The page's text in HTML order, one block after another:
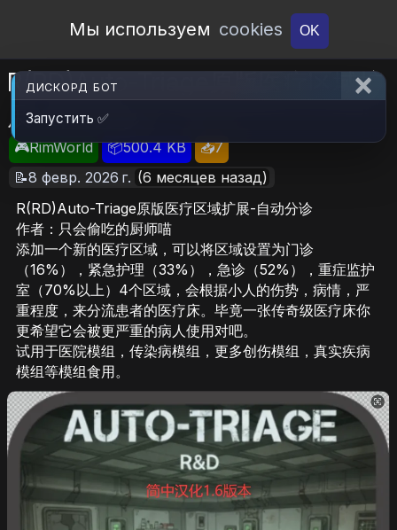
Open Workshop
Мы используем cookies OK
R(RD)Auto-Triage原版医疗区域扩
展-自动分诊
🎮RimWorld 📦500.4 KB
📥7
📝8 февр. 2026 г. (6 месяцев назад)
R(RD)Auto-Triage原版医疗区域扩展-自动分诊
作者：只会偷吃的厨师喵
添加一个新的医疗区域，可以将区域设置为门诊
（16%），紧急护理（33%），急诊（52%），重症监护
室（70%以上）4个区域，会根据小人的伤势，病情，严
重程度，来分流患者的医疗床。毕竟一张传奇级医疗床你
更希望它会被更严重的病人使用对吧。
试用于医院模组，传染病模组，更多创伤模组，真实疾病
模组等模组食用。
ДИСКОРД БОТ
Запустить ✅